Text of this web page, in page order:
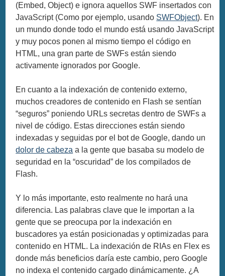
(Embed, Object) e ignora aquellos SWF insertados con
JavaScript (Como por ejemplo, usando SWFObject). En
un mundo donde todo el mundo está usando JavaScript
y muy pocos ponen al mismo tiempo el código en
HTML, una gran parte de SWFs están siendo
activamente ignorados por Google.
En cuanto a la indexación de contenido externo,
muchos creadores de contenido en Flash se sentían
“seguros” poniendo URLs secretas dentro de SWFs a
nivel de código. Estas direcciones están siendo
indexadas y seguidas por el bot de Google, dando un
dolor de cabeza a la gente que basaba su modelo de
seguridad en la “oscuridad” de los compilados de
Flash.
Y lo más importante, esto realmente no hará una
diferencia. Las palabras clave que le importan a la
gente que se preocupa por la indexación en
buscadores ya están posicionadas y optimizadas para
contenido en HTML. La indexación de RIAs en Flex es
donde más beneficios daría este cambio, pero Google
no indexa el contenido cargado dinámicamente. ¿A